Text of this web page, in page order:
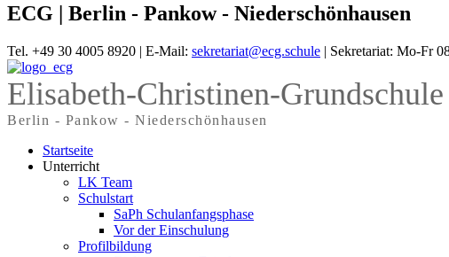
ECG | Berlin - Pankow - Niederschönhausen
Tel. +49 30 4005 8920 | E-Mail: sekretariat@ecg.schule | Sekretariat: Mo-Fr
Elisabeth-Christinen-Grundschule
Berlin - Pankow - Niederschönhausen
Startseite
Unterricht
LK Team
Schulstart
SaPh Schulanfangsphase
Vor der Einschulung
Profilbildung